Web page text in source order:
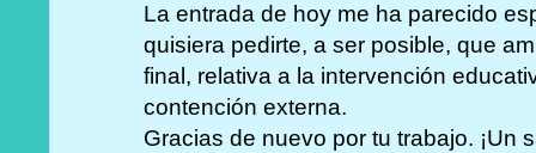
La entrada de hoy me ha parecido
quisiera pedirte, a ser posible, que
final, relativa a la intervención
contención externa.
Gracias de nuevo por tu trabajo. ¡Un